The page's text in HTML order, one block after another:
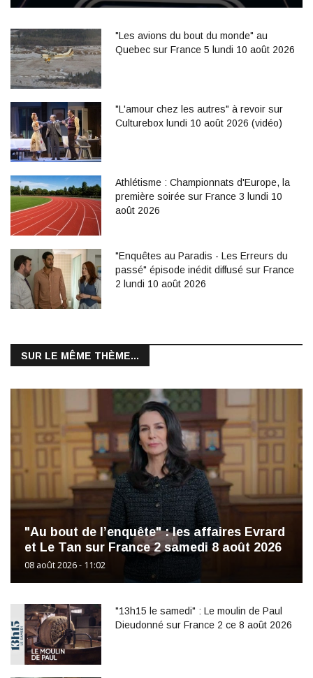
"Les avions du bout du monde" au
Quebec sur France 5 lundi 10 août 2026
"L'amour chez les autres" à revoir sur
Culturebox lundi 10 août 2026 (vidéo)
Athlétisme : Championnats d'Europe, la
première soirée sur France 3 lundi 10
août 2026
"Enquêtes au Paradis - Les Erreurs du
passé" épisode inédit diffusé sur France
2 lundi 10 août 2026
SUR LE MÊME THÈME...
"Au bout de l’enquête" : les affaires Evrard
et Le Tan sur France 2 samedi 8 août 2026
08 août 2026 - 11:02
"13h15 le samedi" : Le moulin de Paul
Dieudonné sur France 2 ce 8 août 2026